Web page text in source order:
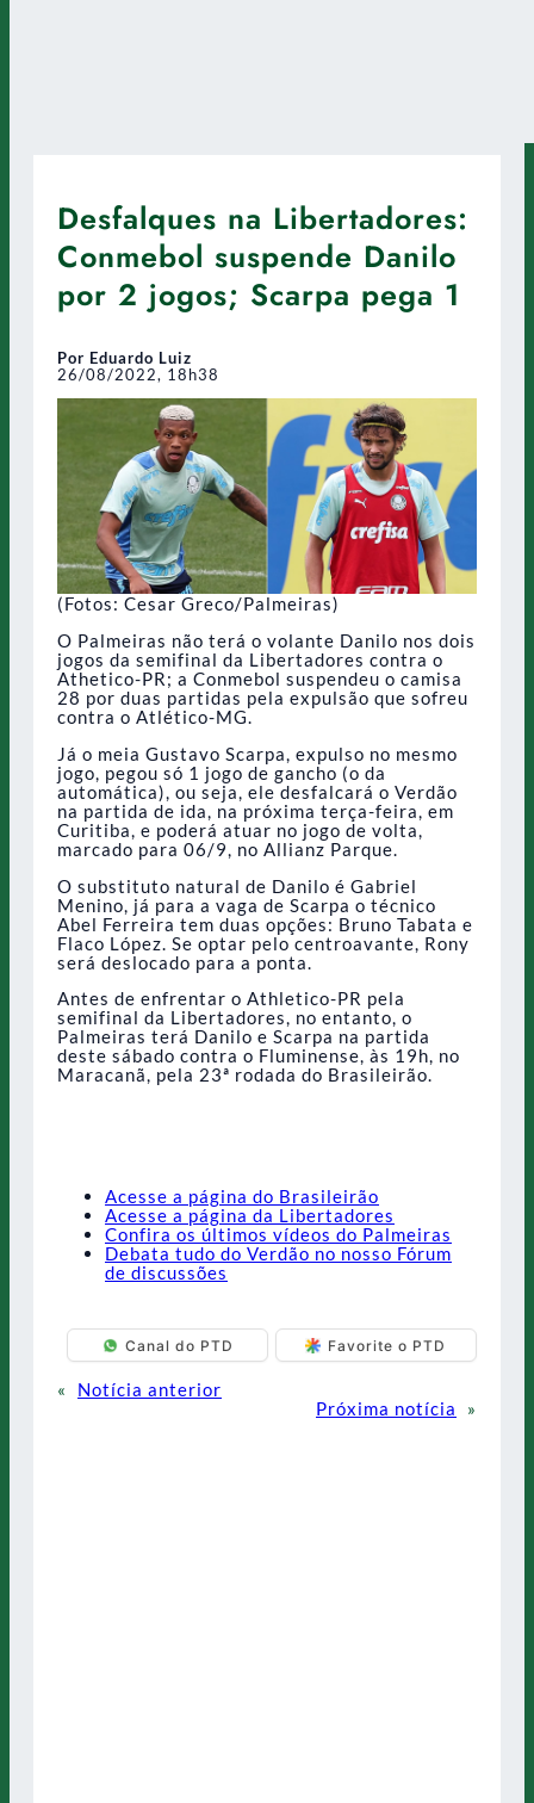
Desfalques na Libertadores:
Conmebol suspende Danilo
por 2 jogos; Scarpa pega 1
Por Eduardo Luiz
26/08/2022, 18h38
(Fotos: Cesar Greco/Palmeiras)
O Palmeiras não terá o volante Danilo nos dois
jogos da semifinal da Libertadores contra o
Athetico-PR; a Conmebol suspendeu o camisa
28 por duas partidas pela expulsão que sofreu
contra o Atlético-MG.
Já o meia Gustavo Scarpa, expulso no mesmo
jogo, pegou só 1 jogo de gancho (o da
automática), ou seja, ele desfalcará o Verdão
na partida de ida, na próxima terça-feira, em
Curitiba, e poderá atuar no jogo de volta,
marcado para 06/9, no Allianz Parque.
O substituto natural de Danilo é Gabriel
Menino, já para a vaga de Scarpa o técnico
Abel Ferreira tem duas opções: Bruno Tabata e
Flaco López. Se optar pelo centroavante, Rony
será deslocado para a ponta.
Antes de enfrentar o Athletico-PR pela
semifinal da Libertadores, no entanto, o
Palmeiras terá Danilo e Scarpa na partida
deste sábado contra o Fluminense, às 19h, no
Maracanã, pela 23ª rodada do Brasileirão.
Acesse a página do Brasileirão
Acesse a página da Libertadores
Confira os últimos vídeos do Palmeiras
Debata tudo do Verdão no nosso Fórum
de discussões
Canal do PTD Favorite o PTD
«
Notícia anterior
Próxima notícia
»